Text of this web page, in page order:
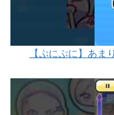
【ぷにぷに】あま